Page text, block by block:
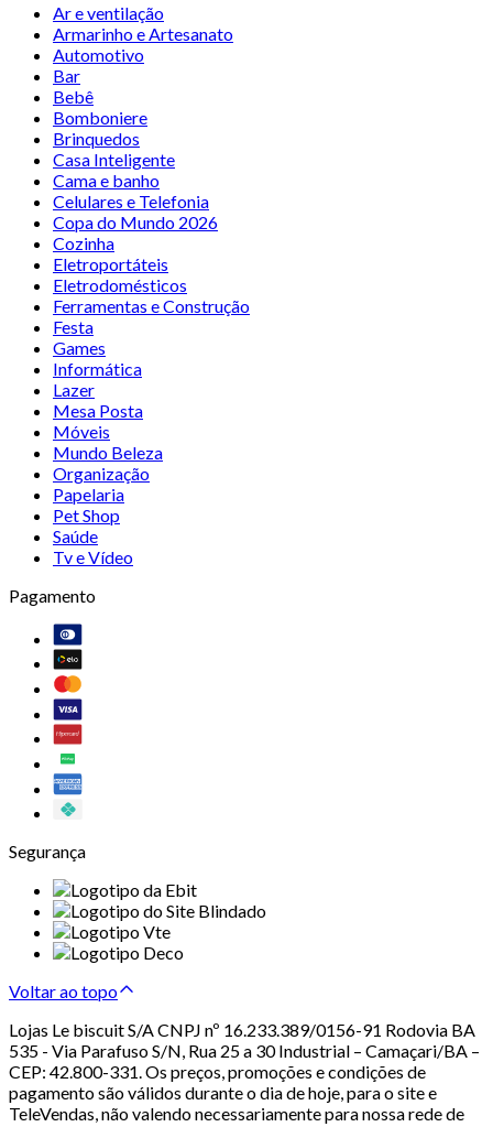
Ar e ventilação
Armarinho e Artesanato
Automotivo
Bar
Bebê
Bomboniere
Brinquedos
Casa Inteligente
Cama e banho
Celulares e Telefonia
Copa do Mundo 2026
Cozinha
Eletroportáteis
Eletrodomésticos
Ferramentas e Construção
Festa
Games
Informática
Lazer
Mesa Posta
Móveis
Mundo Beleza
Organização
Papelaria
Pet Shop
Saúde
Tv e Vídeo
Pagamento
Segurança
Voltar ao topo
Lojas Le biscuit S/A CNPJ nº 16.233.389/0156-91 Rodovia BA
535 - Via Parafuso S/N, Rua 25 a 30 Industrial – Camaçari/BA –
CEP: 42.800-331. Os preços, promoções e condições de
pagamento são válidos durante o dia de hoje, para o site e
TeleVendas, não valendo necessariamente para nossa rede de